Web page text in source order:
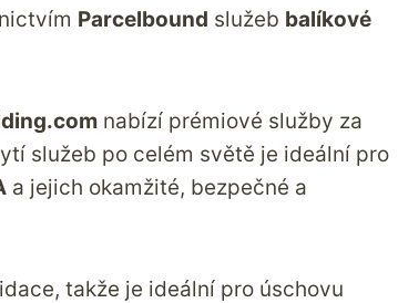
Parcelbound služeb balíkové
nabízí prémiové služby za
služeb po celém světě je ideální pro
a jejich okamžité, bezpečné a
takže je ideální pro úschovu